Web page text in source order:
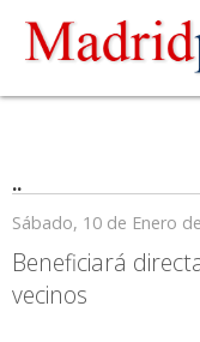
..
Sábado, 10 de Enero
Beneficiará
vecinos